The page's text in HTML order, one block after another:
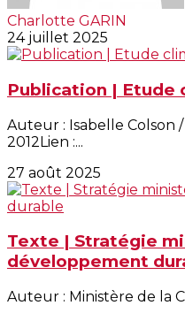
Charlotte GARIN
24 juillet 2025
Publication |
Auteur : Isabelle Colson
2012Lien :...
27 août 2025
Texte | Stratégie
développement
Auteur : Ministère de la